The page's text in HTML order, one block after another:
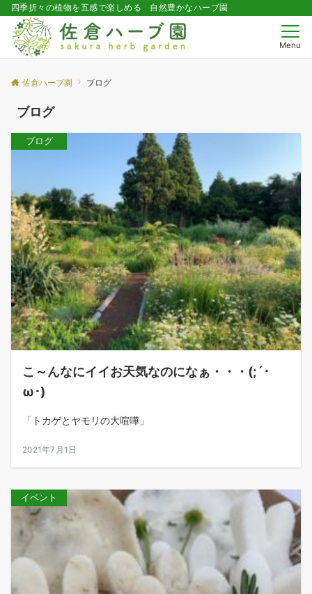
四季折々の植物を五感で楽しめる 自然豊かなハーブ園
Menu
佐倉ハーブ園 ブログ
ブログ
ブログ
こ～んなにイイお天気なのになぁ・・・(;´･
ω･)
「トカゲとヤモリの大喧嘩」
2021年7月1日
イベント